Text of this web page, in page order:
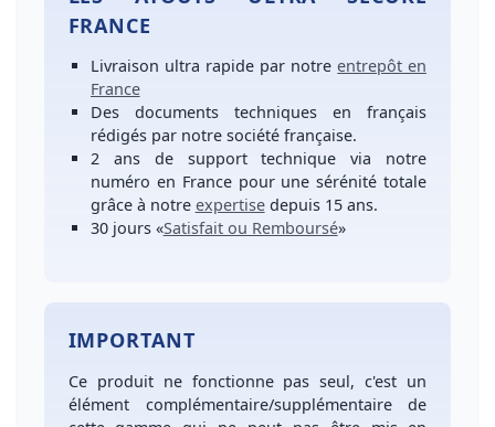
FRANCE
Livraison ultra rapidepar notreentrepôt en
France
Des documents techniques en français
rédigés par notre société française.
2 ans de support technique via notre
numéro en Francepour unesérénité totale
grâce à notre expertisedepuis 15 ans.
30 jours «Satisfait ou Remboursé»
IMPORTANT
Ce produit ne fonctionne pas seul, c'est un
élément complémentaire/supplémentaire de